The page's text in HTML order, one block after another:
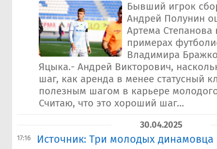
Бывший игрок
Андрей Полунин
Артема
примерах
Владимира
Яцыка.- Андрей Викторович,
шаг, как аренда в менее статусный
полезным шагом в карьере
Считаю, что это хороший шаг...
30.04.2025
17:16 Источник: Три молодых динамовца